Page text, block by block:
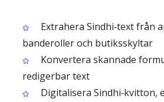
Extrahera Sindhi‑text från
banderoller och butiksskyltar
Konvertera skannade
redigerbar text
Digitalisera Sindhi‑kvitton,